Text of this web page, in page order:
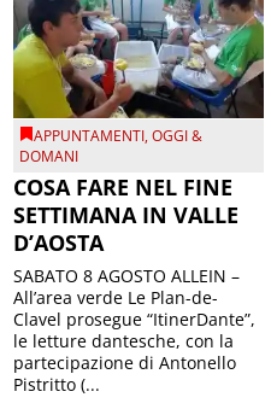
APPUNTAMENTI,OGGI &
DOMANI
COSA FARE NEL FINE
SETTIMANA IN VALLE
D’AOSTA
SABATO 8 AGOSTO ALLEIN –
All’area verde Le Plan-de-
Clavel prosegue “ItinerDante”,
le letture dantesche, con la
partecipazione di Antonello
Pistritto (...